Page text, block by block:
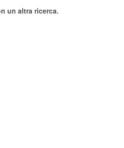
un altra ricerca.